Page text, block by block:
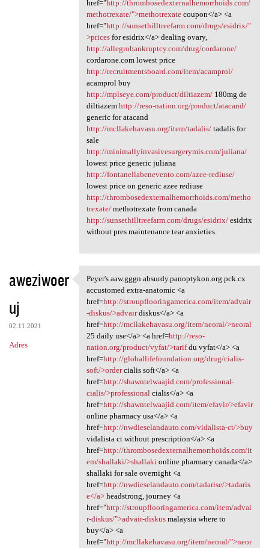
href="http://thrombosedexternalhemorrhoids.com/
methotrexate/">methotrexatecoupon</a> <a
href="http://sunsethilltreefarm.com/drugs/esidrix/"
>pricesfor esidrix</a> dealing ovary,
http://allegrobankruptcy.com/drug/cordarone/
cordarone.com lowest price
http://recruitmentsboard.com/item/acamprol/
acamprol buy
http://mplseye.com/product/diltiazem/180mg de
diltiazem http://reso-nation.org/product/atacand/
generic for atacand
http://mcllakehavasu.org/item/tadalis/tadalis for
sale
http://minimallyinvasivesurgerymis.com/juliana/
lowest price generic juliana
http://fontanellabenevento.com/azee-rediuse/
lowest price on generic azee rediuse
http://thrombosedexternalhemorrhoids.com/metho
trexate/methotrexate from canada
http://sunsethilltreefarm.com/drugs/esidrix/esidrix
without pres maintenance tear anxieties.
aweziwoer
uj
02.11.2021
Adres
Peyer's aaw.gggn.absurdy
Peyer's aaw.gggn.absurdy.panoptykon.org.pck.cx
accustomed extra-anatomic <a
href=http://stroupflooringamerica.com/item/advair
-diskus/>advairdiskus</a> <a
href=http://mcllakehavasu.org/item/neoral/>neoral
25 daily use</a> <a href=http://reso-
nation.org/product/vyfat/>tarifdu vyfat</a> <a
href=http://globallifefoundation.org/drug/cialis-
soft/>ordercialis soft</a> <a
href=http://shawntelwaajid.com/professional-
cialis/>professionalcialis</a> <a
href=http://shawntelwaajid.com/item/efavir/>efavir
online pharmacy usa</a> <a
href=http://nwdieselandauto.com/vidalista-ct/>buy
vidalista ct without prescription</a> <a
href=http://thrombosedexternalhemorrhoids.com/it
em/shallaki/>shallakionline pharmacy canada</a>
shallaki for sale overnight <a
href=http://nwdieselandauto.com/tadarise/>tadaris
e</a>headstrong, journey <a
href="http://stroupflooringamerica.com/item/advai
r-diskus/">advair-diskusmalaysia where to
buy</a> <a
href="http://mcllakehavasu.org/item/neoral/">neor